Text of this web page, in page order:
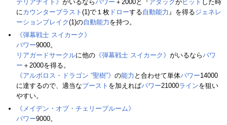
テリアナイト》 がいるならパワー ＋2000と『アタックがヒット した時
にカウンターブラスト (1)で１枚 ドローする自動能力 』を得るジェネレ
ーションブレイク(1)の自動能力 を持つ。
《弾幕戦士 スイカーク》
パワー9000。
リアガードサークルに他の 《弾幕戦士 スイカーク》 がいるならパワ
ー ＋2000を得る。
《アルボロス・ドラゴン “聖樹”》 の能力 と合わせて単体パワー14000
に達するので、適当なブースト を加えればパワー21000ラインを狙い
やすい。
《メイデン・オブ・チェリーブルーム》
パワー9000。